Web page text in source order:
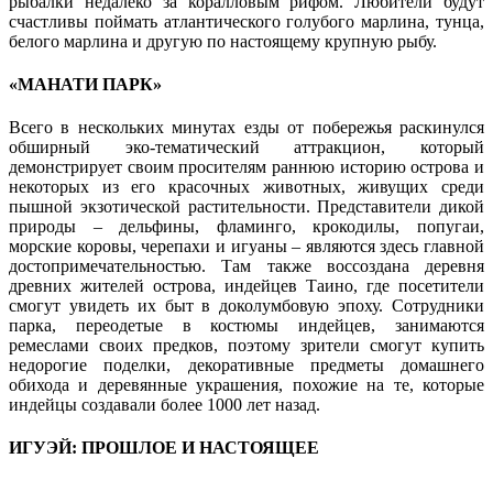
счастливы поймать атлантического голубого марлина, тунца,
белого марлина и другую по настоящему крупную рыбу.
«МАНАТИ ПАРК»
Всего в нескольких минутах езды от побережья раскинулся
обширный эко-тематический аттракцион, который
демонстрирует своим просителям раннюю историю острова и
некоторых из его красочных животных, живущих среди
пышной экзотической растительности. Представители дикой
природы – дельфины, фламинго, крокодилы, попугаи,
морские коровы, черепахи и игуаны – являются здесь главной
достопримечательностью. Там также воссоздана деревня
древних жителей острова, индейцев Таино, где посетители
смогут увидеть их быт в доколумбовую эпоху. Сотрудники
парка, переодетые в костюмы индейцев, занимаются
ремеслами своих предков, поэтому зрители смогут купить
недорогие поделки, декоративные предметы домашнего
обихода и деревянные украшения, похожие на те, которые
индейцы создавали более 1000 лет назад.
ИГУЭЙ: ПРОШЛОЕ И НАСТОЯЩЕЕ